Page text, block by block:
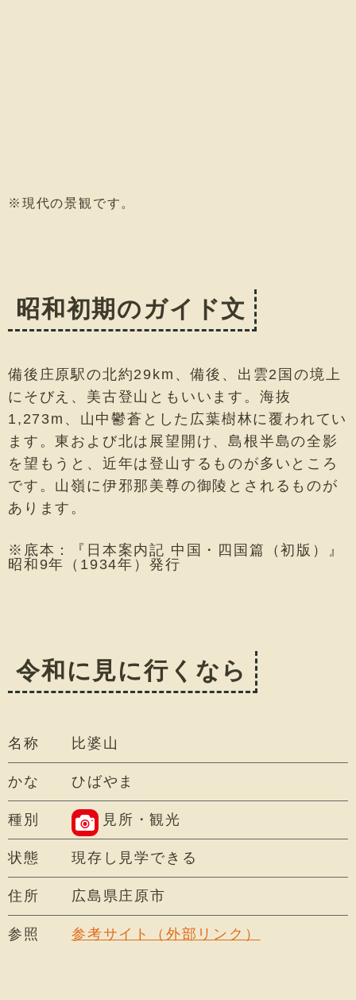
※現代の景観です。
昭和初期のガイド文
備後庄原駅の北約29km、備後、出雲2国の境上
にそびえ、美古登山ともいいます。海抜
1,273m、山中鬱蒼とした広葉樹林に覆われてい
ます。東および北は展望開け、島根半島の全影
を望もうと、近年は登山するものが多いところ
です。山嶺に伊邪那美尊の御陵とされるものが
あります。
※底本：『日本案内記 中国・四国篇（初版）』
昭和9年（1934年）発行
令和に見に行くなら
名称 比婆山
かな ひばやま
種別 見所・観光
状態 現存し見学できる
住所 広島県庄原市
参照 参考サイト（外部リンク）